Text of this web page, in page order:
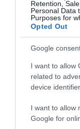
Retention,
Personal Data
Purposes for
Opted Out
Google
I want to allow
related to
device
I want to allow
Google for
Ανοίγει τη
στην
απέναντι σε
(βίντεο)
Αεροδρόμιο
τεθεί σε
2028